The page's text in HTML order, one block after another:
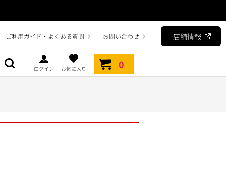
ご利用ガイド・よくある質問 お問い合わせ 店舗情報
ログイン お気に入り 0